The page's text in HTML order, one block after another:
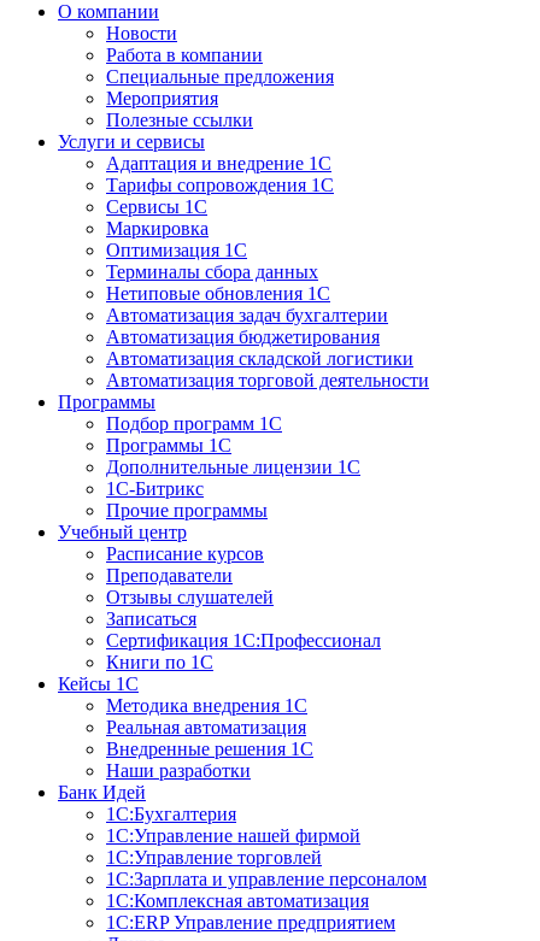
О компании
Новости
Работа в компании
Специальные предложения
Мероприятия
Полезные ссылки
Услуги и сервисы
Адаптация и внедрение 1С
Тарифы сопровождения 1С
Сервисы 1С
Маркировка
Оптимизация 1С
Терминалы сбора данных
Нетиповые обновления 1С
Автоматизация задач бухгалтерии
Автоматизация бюджетирования
Автоматизация складской логистики
Автоматизация торговой деятельности
Программы
Подбор программ 1С
Программы 1С
Дополнительные лицензии 1С
1С-Битрикс
Прочие программы
Учебный центр
Расписание курсов
Преподаватели
Отзывы слушателей
Записаться
Сертификация 1С:Профессионал
Книги по 1С
Кейсы 1С
Методика внедрения 1С
Реальная автоматизация
Внедренные решения 1С
Наши разработки
Банк Идей
1С:Бухгалтерия
1С:Управление нашей фирмой
1С:Управление торговлей
1С:Зарплата и управление персоналом
1С:Комплексная автоматизация
1С:ERP Управление предприятием